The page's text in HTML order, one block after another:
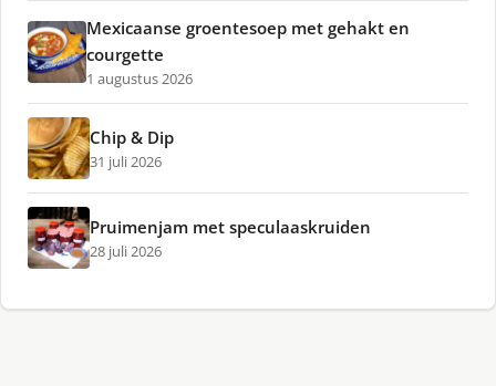
Mexicaanse groentesoep met gehakt en
courgette
1 augustus 2026
Chip & Dip
31 juli 2026
Pruimenjam met speculaaskruiden
28 juli 2026